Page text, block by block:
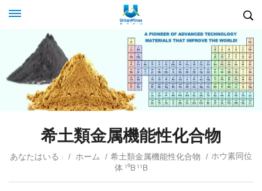
希土類金属機能性化合物
あなたはいる : / ホーム / 希土類金属機能性化合物 / ホウ素同位
体 ¹⁰B ¹¹B